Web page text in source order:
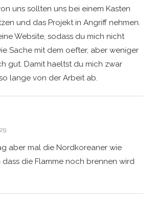
uns sollten uns bei einem Kasten
und das Projekt in Angriff nehmen.
Website, sodass du mich nicht
Sache mit dem oefter, aber weniger
gut. Damit haeltst du mich zwar
lange von der Arbeit ab.
aber mal die Nordkoreaner wie
die Flamme noch brennen wird